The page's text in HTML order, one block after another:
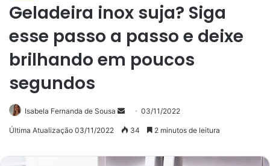
Geladeira inox suja? Siga
esse passo a passo e deixe
brilhando em poucos
segundos
Isabela Fernanda de Sousa
Mande
um
03/11/2022
Última Atualização 03/11/2022 34 2 minutos de leitura